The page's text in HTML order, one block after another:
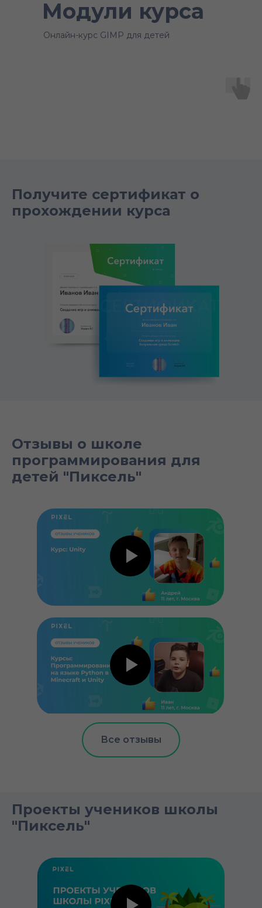
Модули курса
Онлайн-курс GIMP для детей
Получите сертификат о
прохождении курса
Отзывы о школе
программирования для
детей "Пиксель"
Все отзывы
Проекты учеников школы
"Пиксель"